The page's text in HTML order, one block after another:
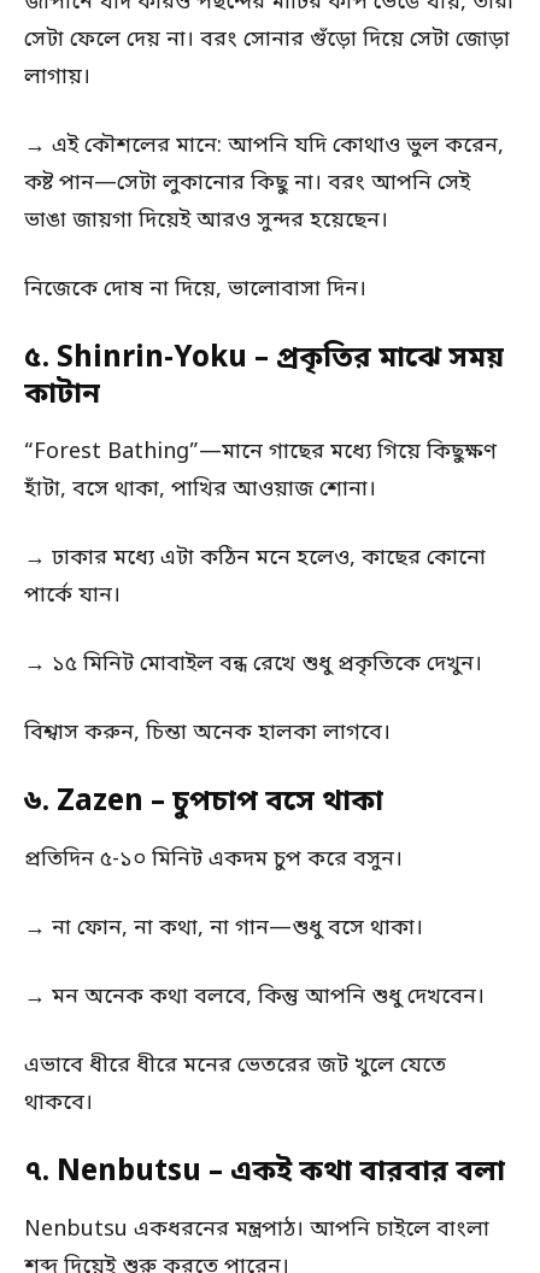
সেটা ফেলে দেয় না। বরং সোনার গুঁড়ো দিয়ে সেটা জোড়া
লাগায়।
→ এই কৌশলের মানে: আপনি যদি কোথাও ভুল করেন,
কষ্ট পান—সেটা লুকানোর কিছু না। বরং আপনি সেই
ভাঙা জায়গা দিয়েই আরও সুন্দর হয়েছেন।
নিজেকে দোষ না দিয়ে, ভালোবাসা দিন।
৫. Shinrin-Yoku – প্রকৃতির মাঝে সময়
কাটান
“Forest Bathing”—মানে গাছের মধ্যে গিয়ে কিছুক্ষণ
হাঁটা, বসে থাকা, পাখির আওয়াজ শোনা।
→ ঢাকার মধ্যে এটা কঠিন মনে হলেও, কাছের কোনো
পার্কে যান।
→ ১৫ মিনিট মোবাইল বন্ধ রেখে শুধু প্রকৃতিকে দেখুন।
বিশ্বাস করুন, চিন্তা অনেক হালকা লাগবে।
৬. Zazen – চুপচাপ বসে থাকা
প্রতিদিন ৫-১০ মিনিট একদম চুপ করে বসুন।
→ না ফোন, না কথা, না গান—শুধু বসে থাকা।
→ মন অনেক কথা বলবে, কিন্তু আপনি শুধু দেখবেন।
এভাবে ধীরে ধীরে মনের ভেতরের জট খুলে যেতে
থাকবে।
৭. Nenbutsu – একই কথা বারবার বলা
Nenbutsu একধরনের মন্ত্রপাঠ। আপনি চাইলে বাংলা
শব্দ দিয়েই শুরু করতে পারেন।